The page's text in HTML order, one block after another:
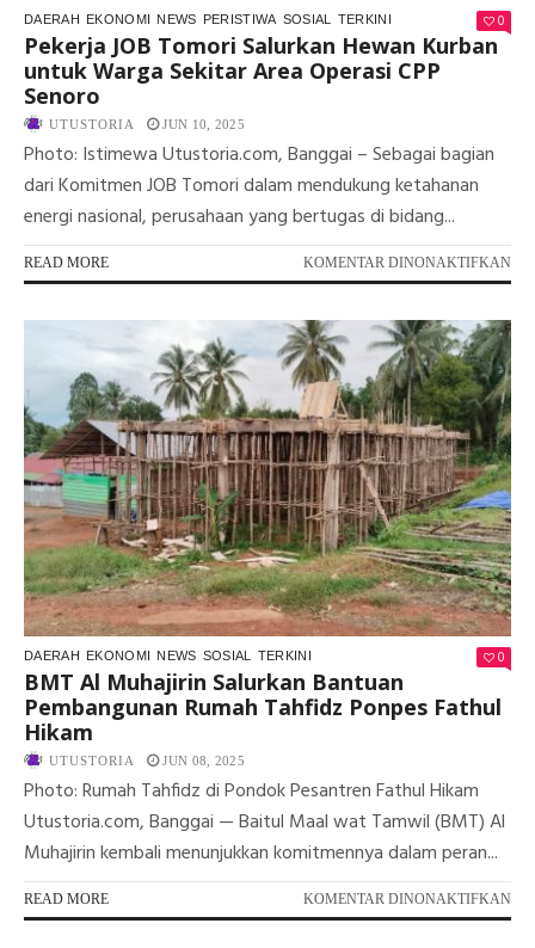
DAERAH EKONOMI NEWS PERISTIWA SOSIAL TERKINI 0
Pekerja JOB Tomori Salurkan Hewan Kurban
untuk Warga Sekitar Area Operasi CPP
Senoro
UTUSTORIA JUN 10, 2025
Photo: Istimewa Utustoria.com, Banggai – Sebagai bagian
dari Komitmen JOB Tomori dalam mendukung ketahanan
energi nasional, perusahaan yang bertugas di bidang...
READ MORE KOMENTAR DINONAKTIFKAN
CPP
DAERAH EKONOMI NEWS SOSIAL TERKINI 0
BMT Al Muhajirin Salurkan Bantuan
Pembangunan Rumah Tahfidz Ponpes Fathul
Hikam
UTUSTORIA JUN 08, 2025
Photo: Rumah Tahfidz di Pondok Pesantren Fathul Hikam
Utustoria.com, Banggai — Baitul Maal wat Tamwil (BMT) Al
Muhajirin kembali menunjukkan komitmennya dalam peran...
READ MORE KOMENTAR DINONAKTIFKAN